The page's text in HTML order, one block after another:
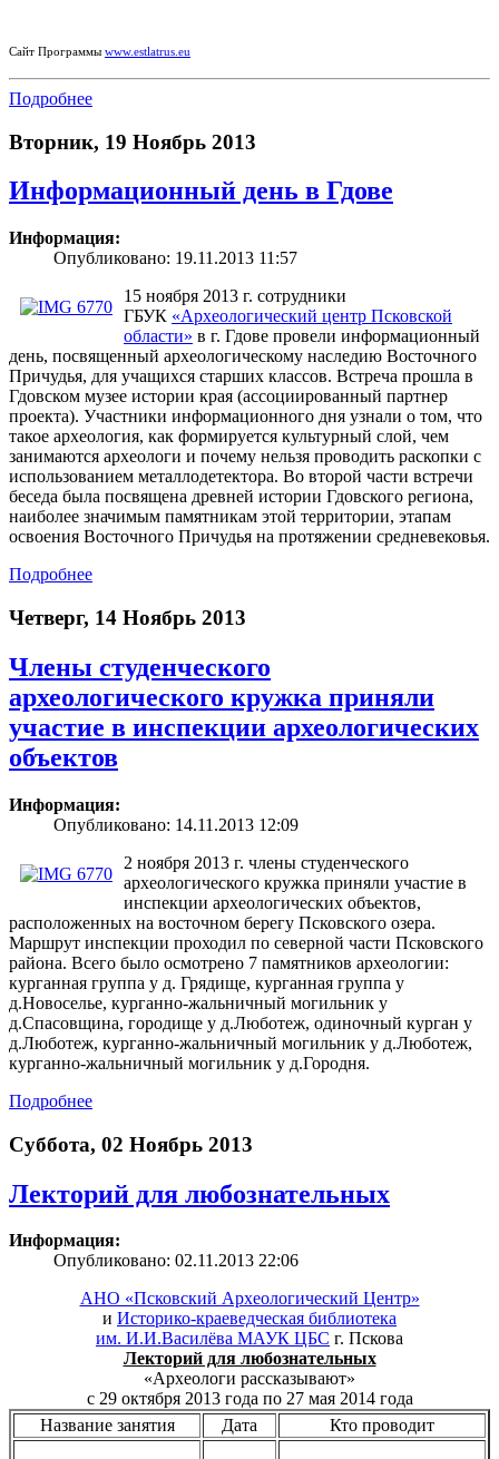
Сайт Программы www.estlatrus.eu
Подробнее
Вторник, 19 Ноябрь 2013
Информационный день в Гдове
Информация:
Опубликовано: 19.11.2013 11:57
15 ноября 2013 г. сотрудники
ГБУК «Археологический центр Псковской
области» в г. Гдове провели информационный
день, посвященный археологическому наследию Восточного
Причудья, для учащихся старших классов. Встреча прошла в
Гдовском музее истории края (ассоциированный партнер
проекта). Участники информационного дня узнали о том, что
такое археология, как формируется культурный слой, чем
занимаются археологи и почему нельзя проводить раскопки с
использованием металлодетектора. Во второй части встречи
беседа была посвящена древней истории Гдовского региона,
наиболее значимым памятникам этой территории, этапам
освоения Восточного Причудья на протяжении средневековья.
Подробнее
Четверг, 14 Ноябрь 2013
Члены студенческого
археологического кружка приняли
участие в инспекции археологических
объектов
Информация:
Опубликовано: 14.11.2013 12:09
2 ноября 2013 г. члены студенческого
археологического кружка приняли участие в
инспекции археологических объектов,
расположенных на восточном берегу Псковского озера.
Маршрут инспекции проходил по северной части Псковского
района. Всего было осмотрено 7 памятников археологии:
курганная группа у д. Грядище, курганная группа у
д.Новоселье, курганно-жальничный могильник у
д.Спасовщина, городище у д.Люботеж, одиночный курган у
д.Люботеж, курганно-жальничный могильник у д.Люботеж,
курганно-жальничный могильник у д.Городня.
Подробнее
Суббота, 02 Ноябрь 2013
Лекторий для любознательных
Информация:
Опубликовано: 02.11.2013 22:06
АНО «Псковский Археологический Центр»
и Историко-краеведческая библиотека
им. И.И.Василёва МАУК ЦБС г. Пскова
Лекторий для любознательных
«Археологи рассказывают»
с 29 октября 2013 года по 27 мая 2014 года
Название занятия
Дата Кто проводит